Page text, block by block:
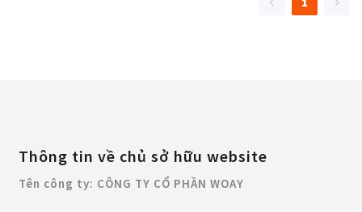
Thông tin về chủ sở hữu website
Tên công ty: CÔNG TY CỔ PHẦN WOAY